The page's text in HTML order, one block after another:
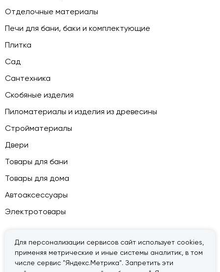
Для персонализации сервисов сайт использует cookies,
применяя метрические и иные системы аналитик, в том
числе сервис "Яндекс.Метрика". Запретить эти
Отделочные материалы
Печи для бани, баки и комплектующие
Плитка
Сад
Сантехника
Скобяные изделия
Пиломатериалы и изделия из древесины
Стройматериалы
Двери
Товары для бани
Товары для дома
Автоаксессуары
Электротовары
© 2026 — «Дачник».Правовая информация